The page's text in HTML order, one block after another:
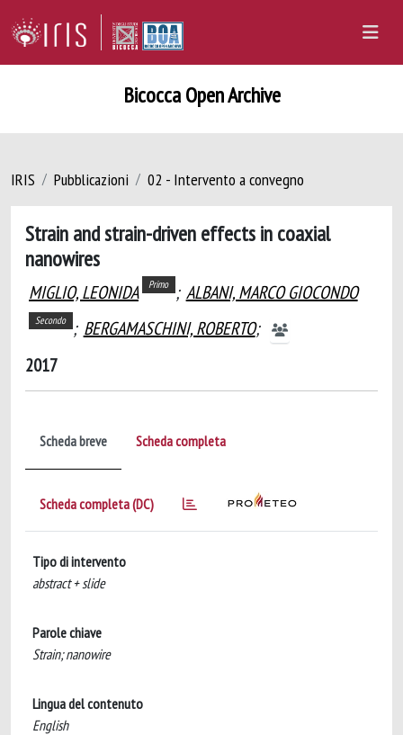
Bicocca Open Archive
IRIS Pubblicazioni 02 - Intervento a convegno
Strain and strain-driven effects in coaxial
nanowires
MIGLIO, LEONIDA Primo ; ALBANI, MARCO GIOCONDO
Secondo ; BERGAMASCHINI, ROBERTO;
2017
Scheda breve Scheda completa
Scheda completa (DC)
Tipo di intervento
abstract + slide
Parole chiave
Strain; nanowire
Lingua del contenuto
English